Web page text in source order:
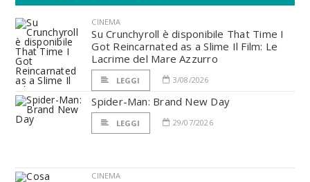
CINEMA
Su Crunchyroll è disponibile That Time I
Got Reincarnated as a Slime Il Film: Le
Lacrime del Mare Azzurro
LEGGI 3/08/2026
Spider-Man: Brand New Day
LEGGI 29/07/2026
CINEMA